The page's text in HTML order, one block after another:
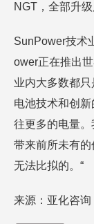
NGT，全部升
SunPower技术
ower正在推出
业内大多数都
电池技术和创
往更多的电量
带来前所未有
无法比拟的。“
来源：亚化咨询